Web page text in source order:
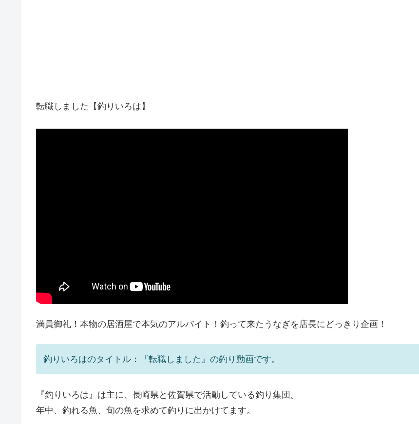
転職しました【釣りいろは】
満員御礼！本物の居酒屋で本気のアルバイト！釣って来たうなぎを店長にどっきり企画！
釣りいろはのタイトル：『転職しました』の釣り動画です。
『釣りいろは』は主に、長崎県と佐賀県で活動している釣り集団。
年中、釣れる魚、旬の魚を求めて釣りに出かけてます。